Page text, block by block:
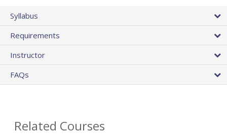
Syllabus
Requirements
Instructor
FAQs
Related Courses